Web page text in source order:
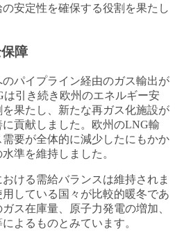
安定性を確保する役割を果たし
障
パイプライン経由のガス輸出が
は引き続き欧州のエネルギー安
果たし、新たな再ガス化施設が
貢献しました。欧州のLNG輸
需要が全体的に減少したにもかか
準を維持しました。
ける需給バランスは維持されま
している国々が比較的暖冬であ
ス在庫量、原子力発電の増加、
よるものとみています。